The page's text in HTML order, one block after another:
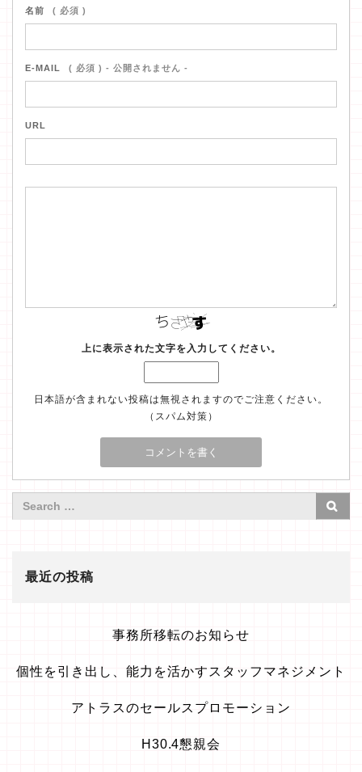
名前 ( 必須 )
E-MAIL ( 必須 ) - 公開されません -
URL
上に表示された文字を入力してください。
日本語が含まれない投稿は無視されますのでご注意ください。
（スパム対策）
最近の投稿
事務所移転のお知らせ
個性を引き出し、能力を活かすスタッフマネジメント
アトラスのセールスプロモーション
H30.4懇親会